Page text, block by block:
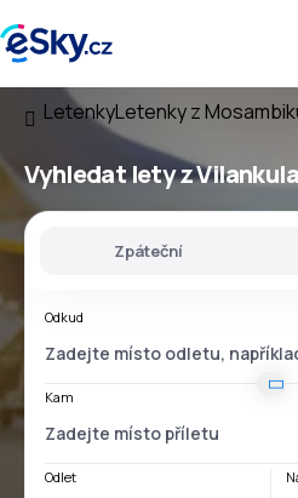
LetenkyLetenky z
Vyhledat letyz Vilankula
Zpáteční
Odkud
Kam
Odlet